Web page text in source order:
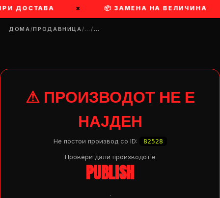
ДОСТАВА 📦 ЗАМЕНА НА ВЕЛИЧИНА
ДОМА/ПРОДАВНИЦА/…/…
⚠ ПРОИЗВОДОТ НЕ Е
НАЈДЕН
Не постои производ со ID: 82528
Провери дали производот e
PUBLISH
.